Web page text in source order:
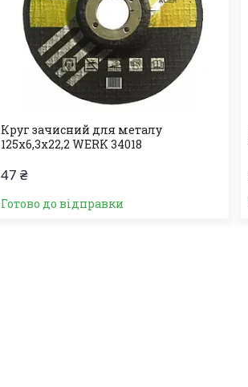
Круг зачисний для металу
125х6,3х22,2 WERK 34018
47 ₴
Готово до відправки